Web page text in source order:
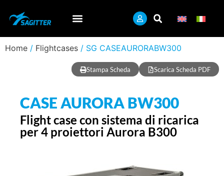
Home / Flightcases / SG CASEAURORABW300
Stampa Scheda Scarica Scheda PDF
CASE AURORA BW300
Flight case con sistema di ricarica
per 4 proiettori Aurora B300